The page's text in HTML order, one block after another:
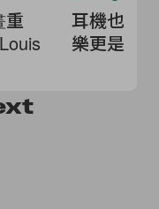
重
耳機也要
樂更是造